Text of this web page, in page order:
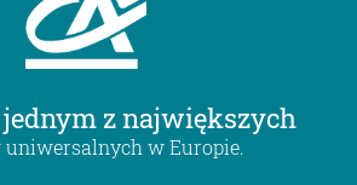
jednym z największych
w Europie.